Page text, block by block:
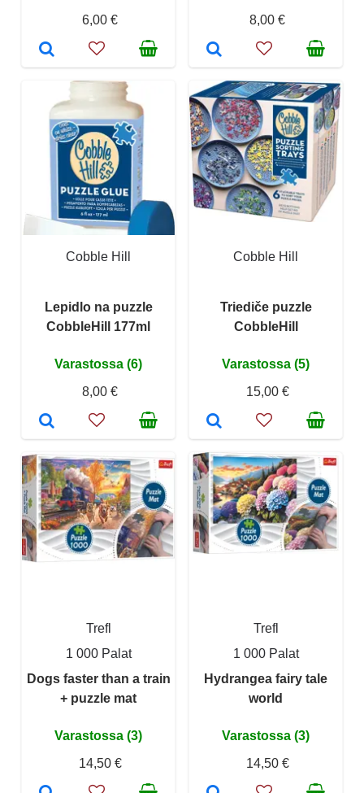
6,00 €
8,00 €
Cobble Hill
Lepidlo na puzzle
CobbleHill 177ml
Varastossa (6)
8,00 €
Cobble Hill
Triediče puzzle
CobbleHill
Varastossa (5)
15,00 €
Trefl
1 000 Palat
Dogs faster than a train
+ puzzle mat
Varastossa (3)
14,50 €
Trefl
1 000 Palat
Hydrangea fairy tale
world
Varastossa (3)
14,50 €